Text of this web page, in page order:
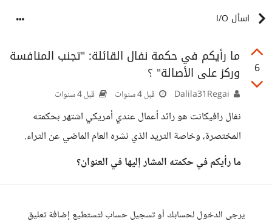
اسأل I/O
6
ما رأيكم في حكمة نفال القائلة: "تجنب المنافسة
وركز على الأصالة" ؟
قبل 4 سنوات قبل 4 سنوات
نفال رافيكانت هو رائد أعمال عندي أمريكي اشتهر بحكمته
المختصرة، وخاصة الثريد الذي نشره العام الماضي عن الثراء.
ما رأيكم في حكمته المشار إليها في العنوان؟
يرجى الدخول لحسابك أو تسجيل حساب لتستطيع إضافة تعليق